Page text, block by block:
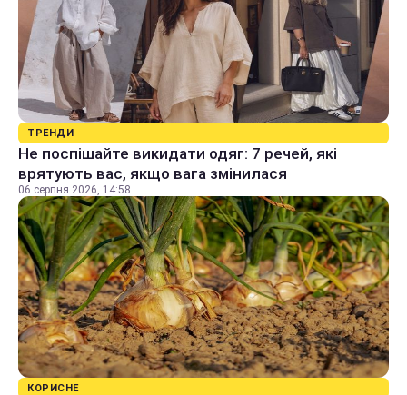
ТРЕНДИ
Не поспішайте викидати одяг: 7 речей, які
врятують вас, якщо вага змінилася
06 серпня 2026, 14:58
КОРИСНЕ